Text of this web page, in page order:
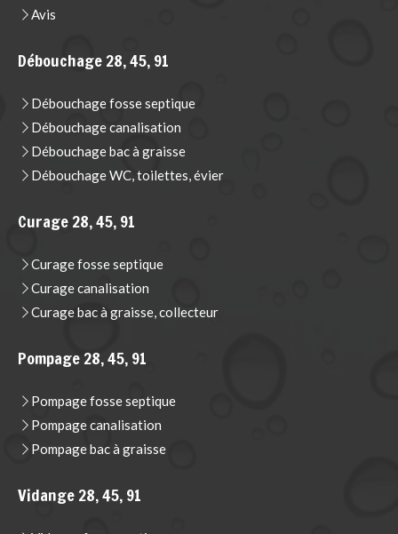
Avis
Débouchage 28, 45, 91
Débouchage fosse septique
Débouchage canalisation
Débouchage bac à graisse
Débouchage WC, toilettes, évier
Curage 28, 45, 91
Curage fosse septique
Curage canalisation
Curage bac à graisse, collecteur
Pompage 28, 45, 91
Pompage fosse septique
Pompage canalisation
Pompage bac à graisse
Vidange 28, 45, 91